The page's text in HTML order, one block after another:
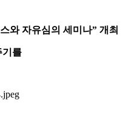
와 자유심의 세미나” 개최
기를